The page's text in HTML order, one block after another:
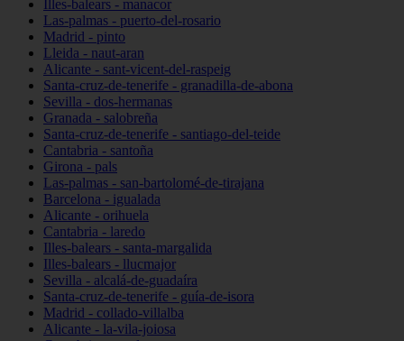
Illes-balears - manacor
Las-palmas - puerto-del-rosario
Madrid - pinto
Lleida - naut-aran
Alicante - sant-vicent-del-raspeig
Santa-cruz-de-tenerife - granadilla-de-abona
Sevilla - dos-hermanas
Granada - salobreña
Santa-cruz-de-tenerife - santiago-del-teide
Cantabria - santoña
Girona - pals
Las-palmas - san-bartolomé-de-tirajana
Barcelona - igualada
Alicante - orihuela
Cantabria - laredo
Illes-balears - santa-margalida
Illes-balears - llucmajor
Sevilla - alcalá-de-guadaíra
Santa-cruz-de-tenerife - guía-de-isora
Madrid - collado-villalba
Alicante - la-vila-joiosa